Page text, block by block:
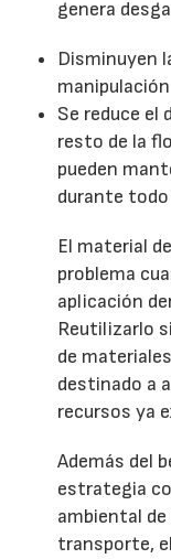
genera
Disminuyen
manipulación
Se reduce el
resto de la
pueden
durante todo
El material
problema
aplicación
Reutilizarlo
de
destinado a
recursos ya
Además del
estrategia
ambiental
transporte,